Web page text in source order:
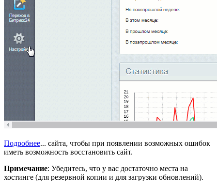
Подробнее... сайта, чтобы при появлении возможных ошибок
иметь возможность восстановить сайт.
Примечание: Убедитесь, что у вас достаточно места на
хостинге (для резервной копии и для загрузки обновлений).